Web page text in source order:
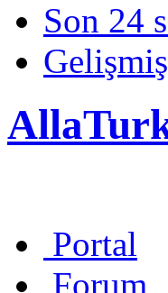
Son 24
Portal
Forum